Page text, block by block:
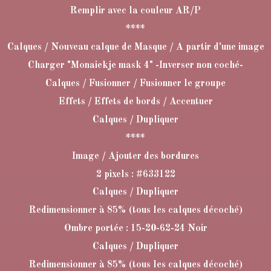
Remplir avec la couleur AR/P
****
Calques / Nouveau calque de Masque / A partir d'une image
Charger "Monaiekje mask 4" -Inverser non coché-
Calques / Fusionner / Fusionner le groupe
Effets / Effets de bords / Accentuer
Calques / Dupliquer
****
Image / Ajouter des bordures
2 pixels : #633122
Calques / Dupliquer
Redimensionner à 85% (tous les calques décoché)
Ombre portée : 15-20-62-24 Noir
Calques / Dupliquer
Redimensionner à 85% (tous les calques décoché)